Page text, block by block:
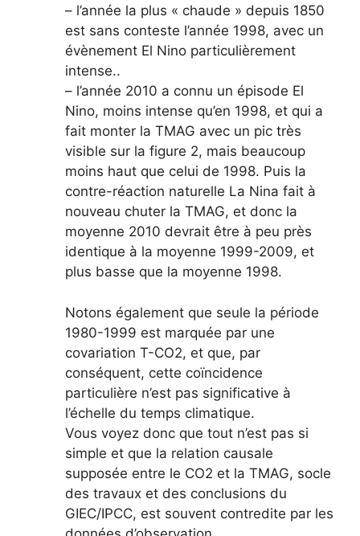
– l’année la plus « chaude » depuis 1850
est sans conteste l’année 1998, avec un
évènement El Nino particulièrement
intense..
– l’année 2010 a connu un épisode El
Nino, moins intense qu’en 1998, et qui a
fait monter la TMAG avec un pic très
visible sur la figure 2, mais beaucoup
moins haut que celui de 1998. Puis la
contre-réaction naturelle La Nina fait à
nouveau chuter la TMAG, et donc la
moyenne 2010 devrait être à peu près
identique à la moyenne 1999-2009, et
plus basse que la moyenne 1998.
Notons également que seule la période
1980-1999 est marquée par une
covariation T-CO2, et que, par
conséquent, cette coïncidence
particulière n’est pas significative à
l’échelle du temps climatique.
Vous voyez donc que tout n’est pas si
simple et que la relation causale
supposée entre le CO2 et la TMAG, socle
des travaux et des conclusions du
GIEC/IPCC, est souvent contredite par les